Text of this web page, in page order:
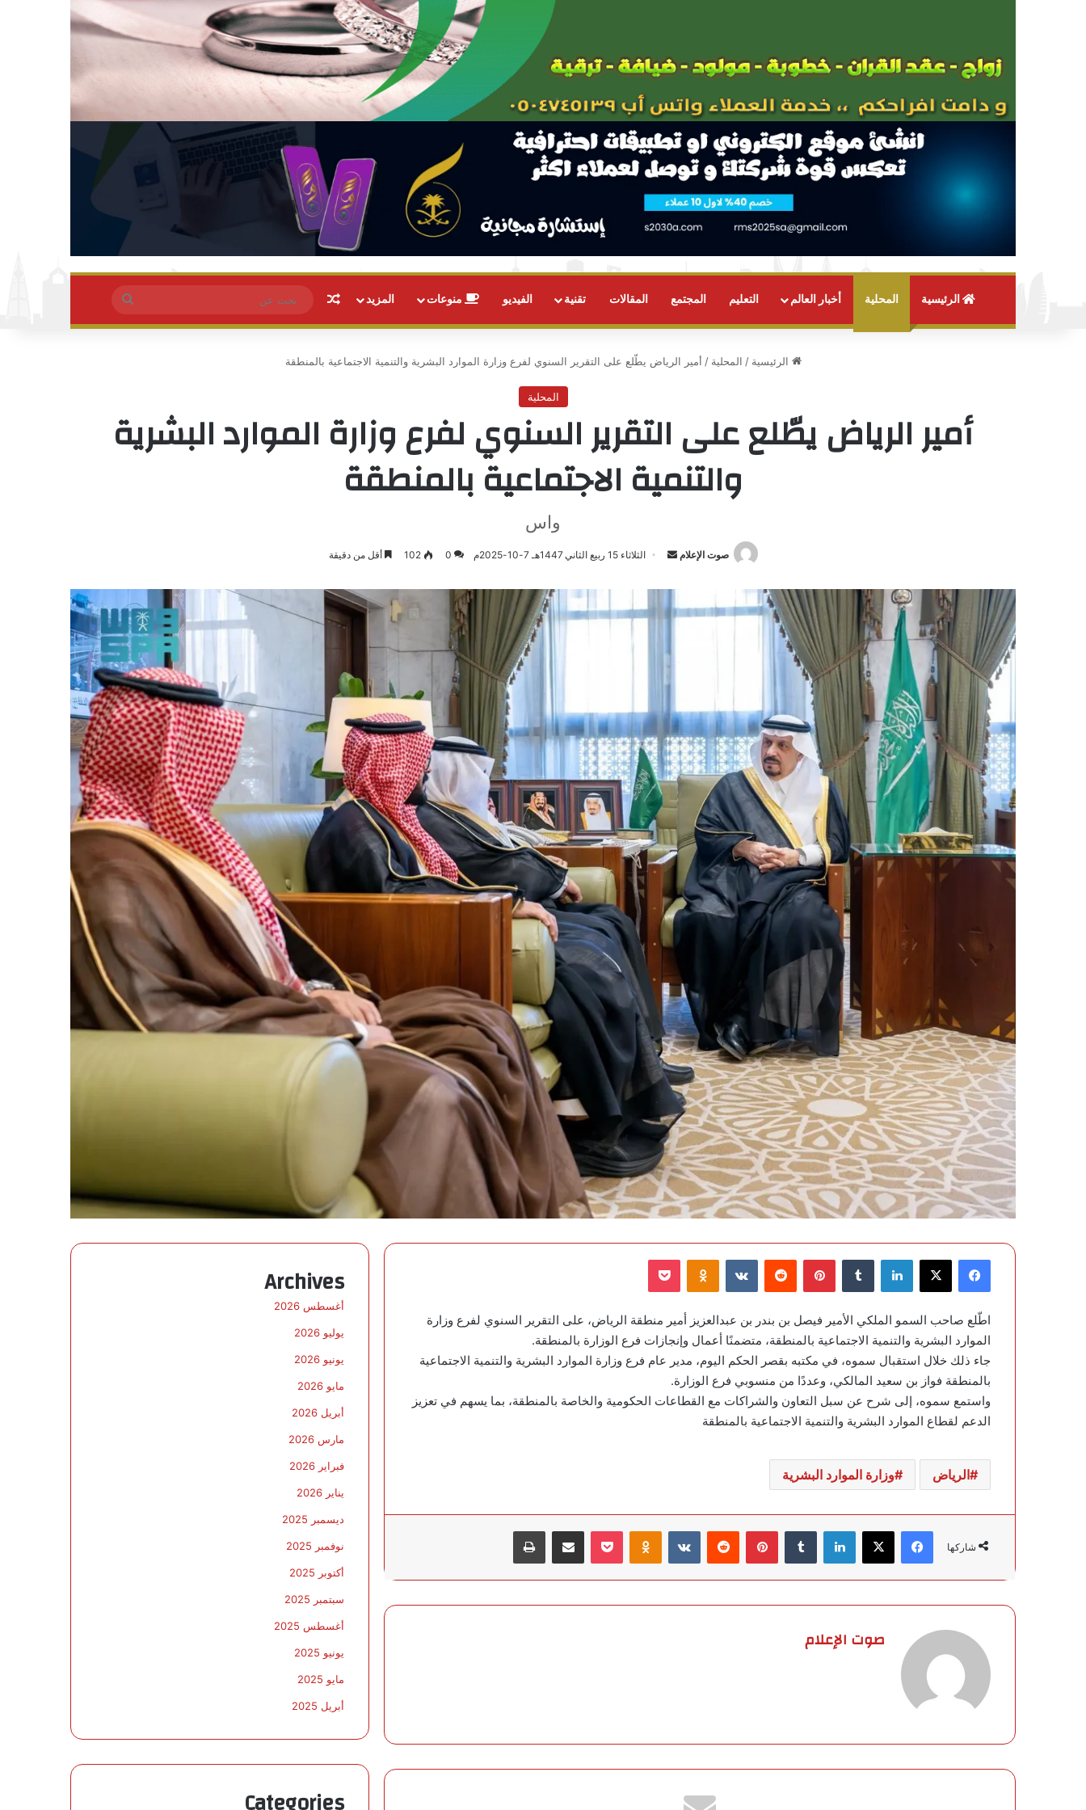
الرئيسية المحلية أخبار العالم التعليم المجتمع المقالات تقنية الفيديو منوعات المزيد مقال عشوائي
عن
الرئيسية / المحلية / أمير الرياض يطّلع على التقرير السنوي لفرع وزارة الموارد البشرية والتنمية الاجتماعية بالمنطقة
المحلية
أمير الرياض يطّلع على التقرير السنوي لفرع وزارة الموارد البشرية
والتنمية الاجتماعية بالمنطقة
واس
صوت الإعلام
أرسلالثلاثاء 15 ربيع الثاني 1447هـ 7-10-2025م 0
102 أقل من دقيقة
فيسبوك لينكدإن بينتيريست
اطّلع صاحب السمو الملكي الأمير فيصل بن بندر بن عبدالعزيز أمير منطقة الرياض، على التقرير السنوي لفرع وزارة
الموارد البشرية والتنمية الاجتماعية بالمنطقة، متضمنًا أعمال وإنجازات فرع الوزارة بالمنطقة.
جاء ذلك خلال استقبال سموه، في مكتبه بقصر الحكم اليوم، مدير عام فرع وزارة الموارد البشرية والتنمية الاجتماعية
بالمنطقة فواز بن سعيد المالكي، وعددًا من منسوبي فرع الوزارة.
واستمع سموه، إلى شرح عن سبل التعاون والشراكات مع القطاعات الحكومية والخاصة بالمنطقة، بما يسهم في تعزيز
الدعم لقطاع الموارد البشرية والتنمية الاجتماعية بالمنطقة
الرياض وزارة الموارد البشرية
شاركها
فيسبوك لينكدإن بينتيريست
صوت الإعلام
Archives
أغسطس 2026
يوليو 2026
يونيو 2026
مايو 2026
أبريل 2026
مارس 2026
فبراير 2026
يناير 2026
ديسمبر 2025
نوفمبر 2025
أكتوبر 2025
سبتمبر 2025
أغسطس 2025
يونيو 2025
مايو 2025
أبريل 2025